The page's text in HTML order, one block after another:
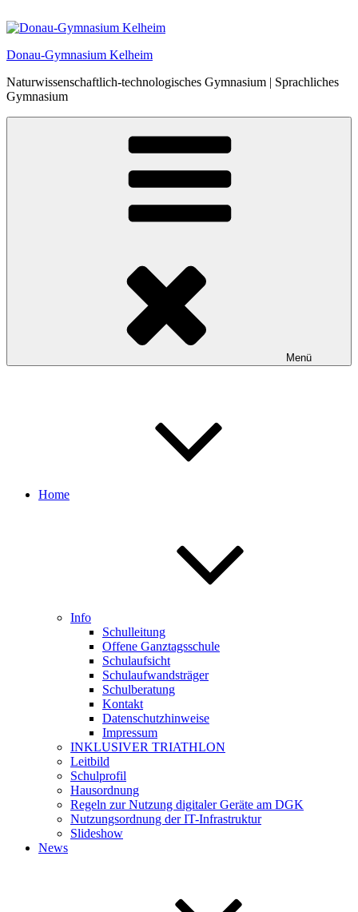
Inhalt
Donau-Gymnasium Kelheim
Naturwissenschaftlich-technologisches Gymnasium | Sprachliches
Gymnasium
Menü
Home
Info
Schulleitung
Offene Ganztagsschule
Schulaufsicht
Schulaufwandsträger
Schulberatung
Kontakt
Datenschutzhinweise
Impressum
INKLUSIVER TRIATHLON
Leitbild
Schulprofil
Hausordnung
Regeln zur Nutzung digitaler Geräte am DGK
Nutzungsordnung der IT-Infrastruktur
Slideshow
News